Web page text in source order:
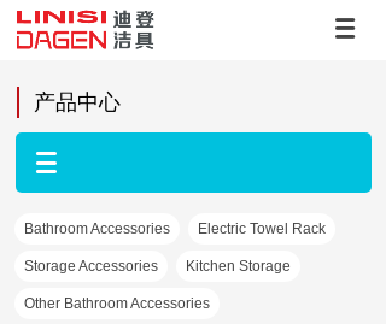
Bathroom Accessories Electric Towel Rack
Storage Accessories Kitchen Storage
Other Bathroom Accessories
产品中心